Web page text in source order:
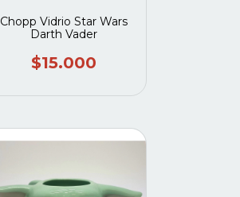
Chopp Vidrio Star Wars
Darth Vader
$15.000